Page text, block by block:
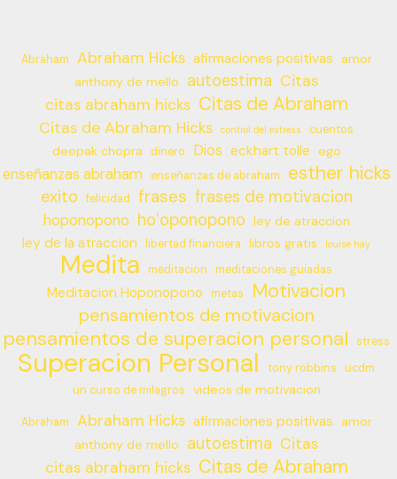
Abraham Abraham Hicks afirmaciones positivas
amor
anthony de mello
autoestima Citas
citas abraham hicks Citas de Abraham
Citas de Abraham Hicks control del estress cuentos
deepak chopra dinero Dios eckhart tolle ego
enseñanzas abraham enseñanzas de abraham esther hicks
exito felicidad frases frases de motivacion
hoponopono ho’oponopono ley de atraccion
ley de la atraccion libertad financiera libros gratis louise hay
Medita meditacion meditaciones guiadas
Meditacion Hoponopono metas Motivacion
pensamientos de motivacion
pensamientos de superacion personal stress
Superacion Personal tony robbins
ucdm
un curso de milagros
videos de motivacion
Abraham Abraham Hicks afirmaciones positivas
amor
anthony de mello
autoestima Citas
citas abraham hicks Citas de Abraham